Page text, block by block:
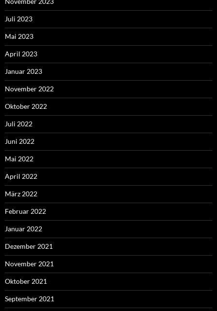
Juli 2023
Mai 2023
April 2023
Januar 2023
November 2022
Oktober 2022
Juli 2022
Juni 2022
Mai 2022
April 2022
März 2022
Februar 2022
Januar 2022
Dezember 2021
November 2021
Oktober 2021
September 2021